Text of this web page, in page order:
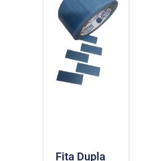
Fita Dupla